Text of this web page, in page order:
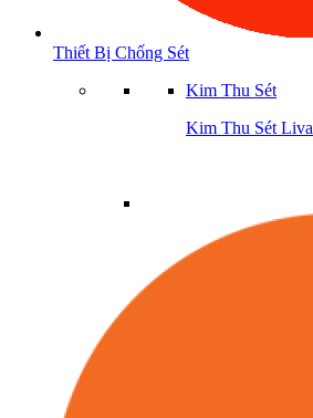
Thiết Bị Chống Sét
Kim Thu Sét
Kim Thu Sét Liva